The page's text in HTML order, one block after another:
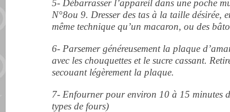
5- Débarrasser l’appareil dans une poche
N°8ou 9. Dresser des tas à la taille désirée,
même technique qu’un macaron, ou des
6- Parsemer généreusement la plaque
avec les chouquettes et le sucre cassant.
secouant légèrement la plaque.
7- Enfourner pour environ 10 à 15 minutes
types de fours)